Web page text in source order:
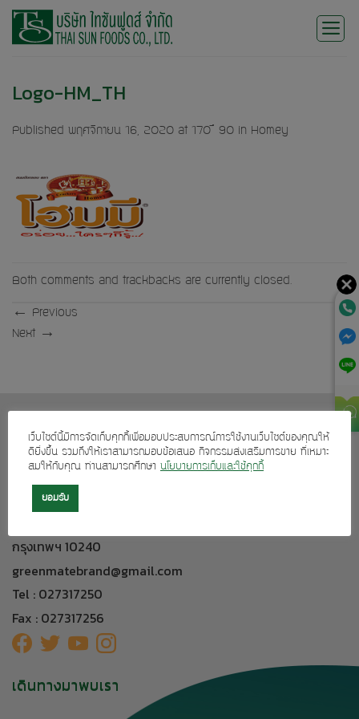
Skip
Logo-HM_TH
Published พฤศจิกายน 16, 2020 at 170 × 90 in Homey
Both comments and trackbacks are currently closed.
←
Previous
Next →
เกี่ยวกับเรา
บริการลูกค้า
ผลิตภัณฑ์ของเรา
ติดต่อเรา
กรุงเทพฯ 10240
greenmatebrand@gmail.com
Tel : 027317250
Fax : 027317256
เดินทางมาพบเรา
เว็บไซต์นี้มีการจัดเก็บคุกกี้เพื่อมอบประสบการณ์การใช้งานเว็บไซต์ของคุณให้
ดียิ่งขึ้น รวมถึงให้เราสามารถมอบข้อเสนอ กิจกรรมส่งเสริมการขาย ที่เหมาะ
สมให้กับคุณ ท่านสามารถศึกษา นโยบายการเก็บและใช้คุกกี้
ยอมรับ